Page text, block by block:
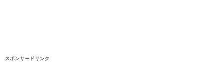
スポンサードリンク